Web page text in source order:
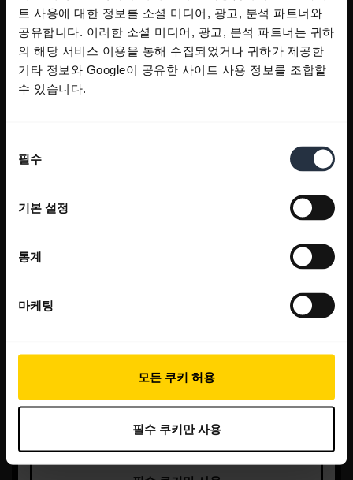
트 사용에 대한 정보를 소셜 미디어, 광고, 분석 파트너와
공유합니다. 이러한 소셜 미디어, 광고, 분석 파트너는 귀하
의 해당 서비스 이용을 통해 수집되었거나 귀하가 제공한
기타 정보와 Google이 공유한 사이트 사용 정보를 조합할
수 있습니다.
필수
기본 설정
통계
마케팅
모든 쿠키 허용
필수 쿠키만 사용